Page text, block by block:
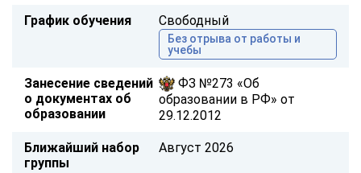
График обучения Свободный
Без отрыва от работы и
учебы
Занесение сведений
о документах об
образовании
ФЗ №273 «Об
образовании в РФ» от
29.12.2012
Ближайший набор
группы
Август 2026